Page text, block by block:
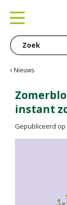
Nieuws
instant
Gepubliceerd op